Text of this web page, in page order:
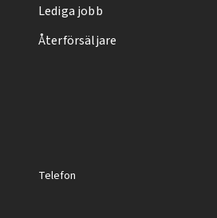
Lediga jobb
Återförsäljare